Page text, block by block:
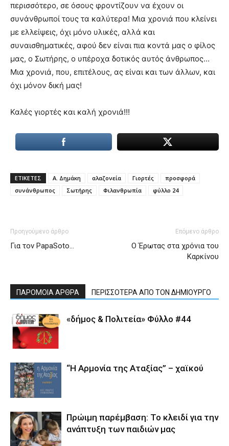
περισσότερο, σε όσους φροντίζουν να έχουν οι
συνάνθρωποί τους τα καλύτερα! Μια χρονιά που κλείνει
με ελλείψεις, όχι μόνο υλικές, αλλά και
συναισθηματικές, αφού δεν είναι πια κοντά μας ο φίλος
μας, ο Σωτήρης, ο υπέροχα δοτικός αυτός άνθρωπος…
Μια χρονιά, που, επιτέλους, ας είναι και των άλλων, και
όχι μόνον δική μας!
Καλές γιορτές και καλή χρονιά!!!
ΕΤΙΚΕΤΕΣ Α. Δημάκη αλαζονεία Γιορτές
προσφορά
συνάνθρωπος
Σωτήρης Φιλανθρωπία φύλλο 24
Προηγούμενο άρθρο
Για τον PapaSoto…
Επόμενο άρθρο
Ο Έρωτας στα χρόνια του
Καρκίνου
ΠΑΡΟΜΟΙΑ ΑΡΘΡΑ ΠΕΡΙΣΣΟΤΕΡΑ ΑΠΟ ΤΟΝ ΔΗΜΙΟΥΡΓΟ
«δήμος & Πολιτεία» Φύλλο #44
“Η Αρμονία της Αταξίας” – χαϊκού
Πρώιμη παρέμβαση: Το κλειδί για την
ανάπτυξη των παιδιών µας